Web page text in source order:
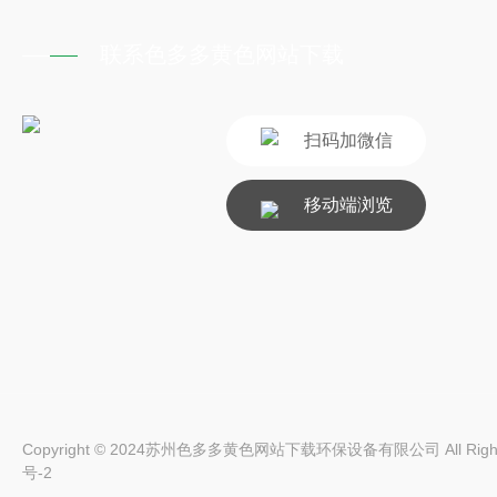
扫码加微信
移动端浏览
Copyright © 2024苏州色多多黄色网站下载环保设备有限公司 All
号-2